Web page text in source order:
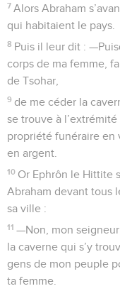
7 Alors Abraham
qui habitaient le pays.
8 Puis il leur dit :
corps de ma femme,
de Tsohar,
9 de me céder la
se trouve à l’extrémité
propriété funéraire en
en argent.
10 Or Ephrôn le Hittite
Abraham devant tous
sa ville :
11 —Non, mon
la caverne qui s’y
gens de mon peuple
ta femme.